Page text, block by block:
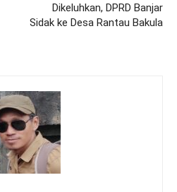
Dikeluhkan, DPRD Banjar
Sidak ke Desa Rantau Bakula